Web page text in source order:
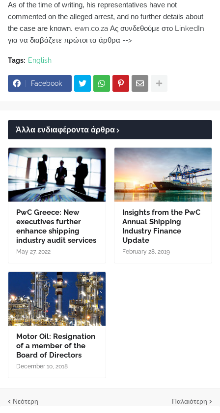
As of the time of writing, his representatives have not
commented on the alleged arrest, and no further details about
the case are known. ewn.co.za Ας συνδεθούμε στο LinkedIn
για να διαβάζετε πρώτοι τα άρθρα -->
Tags: English
Facebook
Άλλα ενδιαφέροντα άρθρα
PwC Greece: New
executives further
enhance shipping
industry audit services
May 27, 2022
Insights from the PwC
Annual Shipping
Industry Finance
Update
February 28, 2019
Motor Oil: Resignation
of a member of the
Board of Directors
December 10, 2018
Νεότερη Παλαιότερη